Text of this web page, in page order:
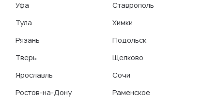
Уфа
Тула
Рязань
Тверь
Ярославль
Ростов-на-Дону
Ставрополь
Химки
Подольск
Щелково
Сочи
Раменское